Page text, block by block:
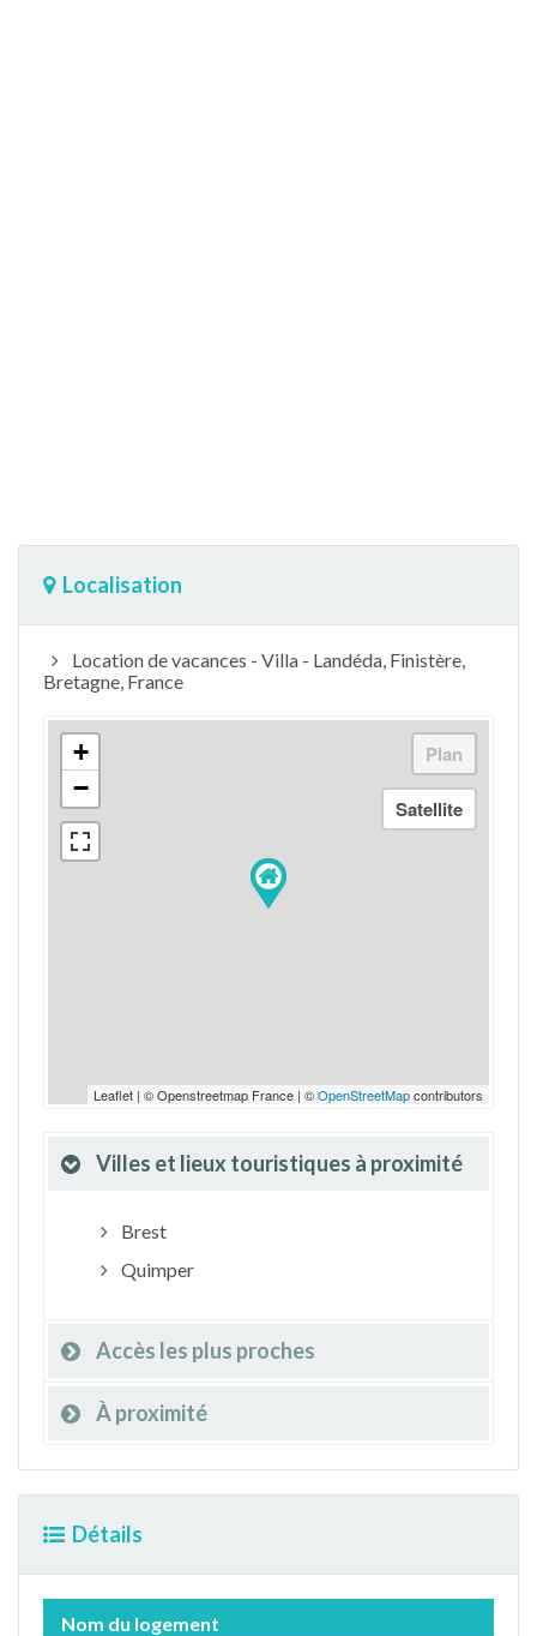
Localisation
Location de vacances - Villa - Landéda, Finistère,
Bretagne, France
+
−
Leaflet | © Openstreetmap France | ©OpenStreetMapcontributors
Villes et lieux touristiques à proximité
Brest
Quimper
Accès les plus proches
À proximité
Détails
Nom du logement